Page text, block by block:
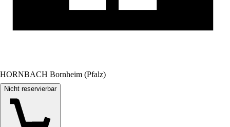
HORNBACH Bornheim (Pfalz)
Nicht reservierbar